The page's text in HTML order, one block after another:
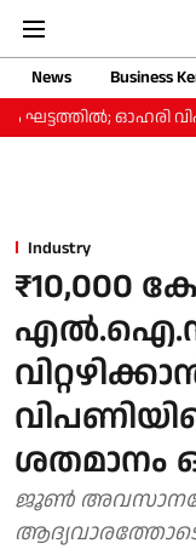
News Business
ഓഹരി
Industry
₹10,000
ശതമാനം
ജൂൺ